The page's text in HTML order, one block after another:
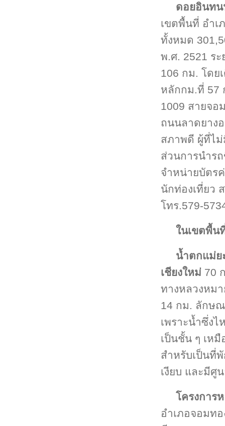
ดอยอินท
เขตพื้นที่ อำเ
ทั้งหมด
พ.ศ. 2521 ร
106 กม. โดย
หลักกม.ที่ 57
1009 สายจอ
ถนนลาดยาง
สภาพดี ผู้ที่ไม่
ส่วนการนำร
จำหน่ายบัตร
นักท่องเที่ยว
โทร.579-
ในเขตพื้น
น้ำตกแม่ย
เชียงใหม่ 70
ทางหลวงหม
14 กม. ลักษ
เพราะน้ำซึ่ง
เป็นชั้น ๆ เห
สำหรับเป็นที่
เงียบ และมีศู
โครงการ
อำเภอจอมท